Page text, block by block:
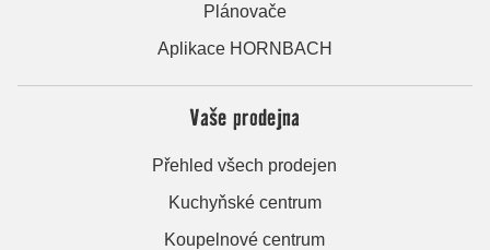
Plánovače
Aplikace HORNBACH
Vaše prodejna
Přehled všech prodejen
Kuchyňské centrum
Koupelnové centrum